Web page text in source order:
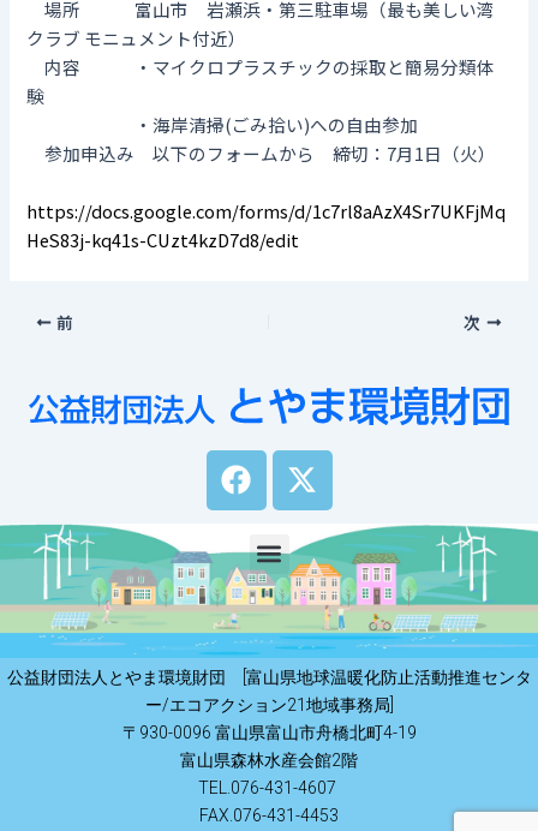
場所 富山市 岩瀬浜・第三駐車場（最も美しい湾
クラブ モニュメント付近）
内容 ・マイクロプラスチックの採取と簡易分類体
験
・海岸清掃(ごみ拾い)への自由参加
参加申込み 以下のフォームから 締切：7月1日（火）
https://docs.google.com/forms/d/1c7rl8aAzX4Sr7UKFjMq
HeS83j-kq41s-CUzt4kzD7d8/edit
前 次
F
a
c
e
b
o
o
k
X
-
t
w
i
t
t
e
r
Menu
公益財団法人とやま環境財団 [富山県地球温暖化防止活動推進センタ
ー/エコアクション21地域事務局]
〒930-0096 富山県富山市舟橋北町4-19
富山県森林水産会館2階
TEL.076-431-4607
FAX.076-431-4453